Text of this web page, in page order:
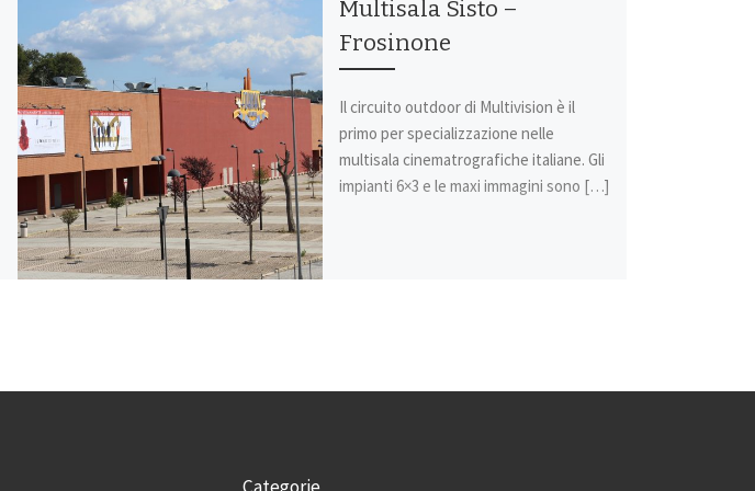
Multisala Sisto –
Frosinone
Il circuito outdoor di Multivision è il
primo per specializzazione nelle
multisala cinematrografiche italiane. Gli
impianti 6×3 e le maxi immagini sono […]